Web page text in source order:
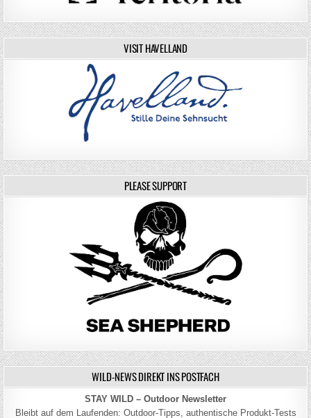
VISIT HAVELLAND
PLEASE SUPPORT
WILD-NEWS DIREKT INS POSTFACH
STAY WILD – Outdoor Newsletter
Bleibt auf dem Laufenden: Outdoor-Tipps, authentische Produkt-Tests